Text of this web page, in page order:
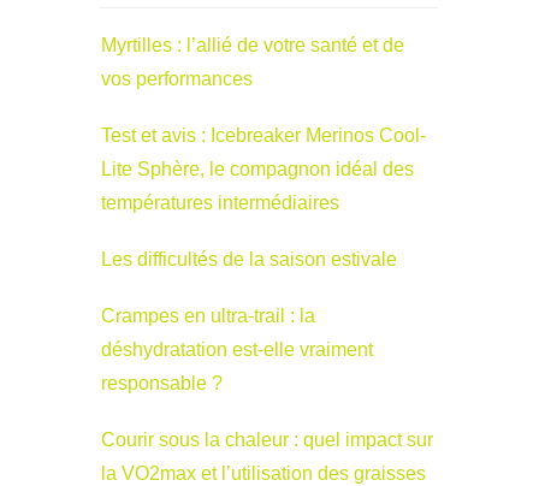
Myrtilles : l’allié de votre santé et de
vos performances
Test et avis : Icebreaker Merinos Cool-
Lite Sphère, le compagnon idéal des
températures intermédiaires
Les difficultés de la saison estivale
Crampes en ultra-trail : la
déshydratation est-elle vraiment
responsable ?
Courir sous la chaleur : quel impact sur
la VO2max et l’utilisation des graisses